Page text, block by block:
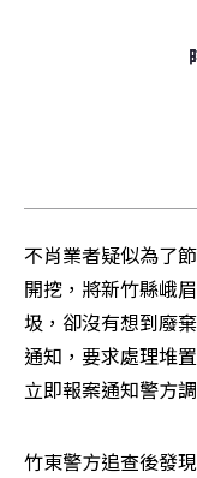
不肖業者疑似為了
開挖，將新竹縣峨
圾，卻沒有想到廢
通知，要求處理堆
立即報案通知警方
竹東警方追查後發